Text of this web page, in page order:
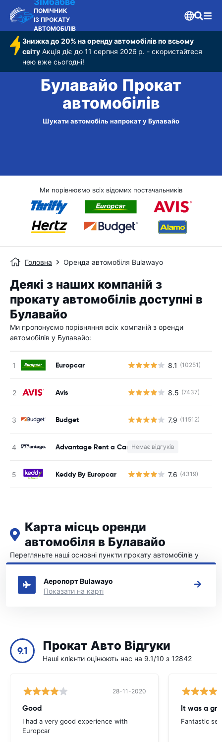
ПОМІЧНИК
ІЗ ПРОКАТУ
АВТОМОБІЛІВ
Знижка до 20% на оренду автомобілів по всьому
світу Акція діє до 11 серпня 2026 р. - скористайтеся
нею вже сьогодні!
Булавайо Прокат
автомобілів
Шукати автомобіль напрокат у Булавайо
Ми порівнюємо всіх відомих постачальників
Головна Оренда автомобіля Bulawayo
Деякі з наших компаній з
прокату автомобілів доступні в
Булавайо
Ми пропонуємо порівняння всіх компаній з оренди
автомобілів у Булавайо:
Europcar 8.1 (10251)
Avis 8.5 (7437)
Budget 7.9 (11512)
Advantage Rent a Car Немає відгуків
Keddy By Europcar 7.6 (4319)
Карта місць оренди
автомобіля в Булавайо
Перегляньте наші основні пункти прокату автомобілів у
Булавайо
Аеропорт Bulawayo
Показати на карті
9.1 Прокат Авто Відгуки
Наші клієнти оцінюють нас на 9.1/10 з 12842
28-11-2020
Good
I had a very good experience with
Europcar
Fantastic